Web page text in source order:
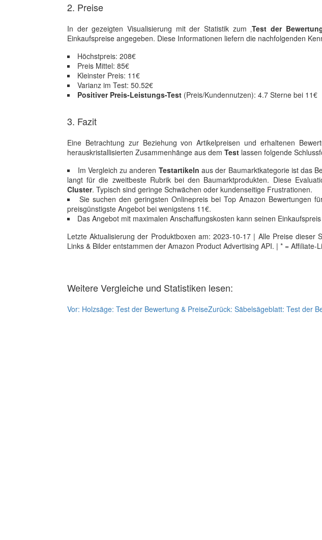
2. Preise
In der gezeigten Visualisierung mit der Statistik zum ‚Test der
Einkaufspreise angegeben. Diese Informationen liefern die nachfolgenden
Höchstpreis: 208€
Preis Mittel: 85€
Kleinster Preis: 11€
Varianz im Test: 50.52€
Positiver Preis-Leistungs-Test (Preis/Kundennutzen): 4.7 Sterne bei 11€
3. Fazit
Eine Betrachtung zur Beziehung von Artikelpreisen und erhaltenen
herauskristallisierten Zusammenhänge aus dem Test lassen folgende
Im Vergleich zu anderen Testartikeln aus der Baumarktkategorie ist das
langt für die zweitbeste Rubrik bei den Baumarktprodukten. Diese
Cluster. Typisch sind geringe Schwächen oder kundenseitige Frustrationen.
Sie suchen den geringsten Onlinepreis bei Top Amazon Bewertungen
preisgünstigste Angebot bei wenigstens 11€.
Das Angebot mit maximalen Anschaffungskosten kann seinen
Letzte Aktualisierung der Produktboxen am: 2023-10-17 | Alle Preise dieser
Links & Bilder entstammen der Amazon Product Advertising API. | * = Affiliate-
Weitere Vergleiche und Statistiken lesen:
Vor: Holzsäge: Test der Bewertung & PreiseZurück: Säbelsägeblatt: Test der